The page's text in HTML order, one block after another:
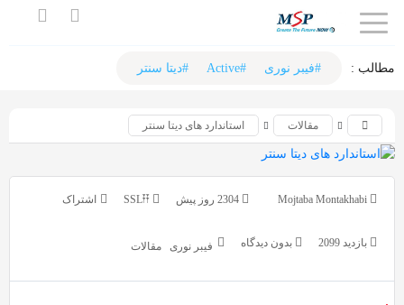
اشتراک
استفاده
از
صفحه
:‌ #فیبر نوری #Active #دیتا سنتر
مقالات استاندارد های دیتا سنتر
Mojtaba Montakhabi
اشتراک
با
استفاده
می‌توانید
بازدید 2099 بدون دیدگاه فیبر نوری مقالات